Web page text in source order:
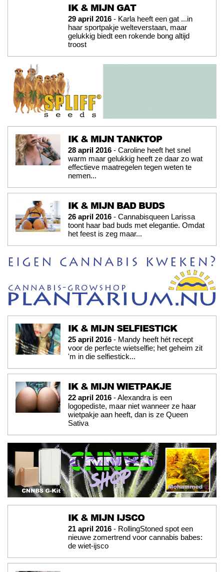
IK & MIJN GAT
29 april 2016 - Karla heeft een gat ...in
haar sportpakje welteverstaan, maar
gelukkig biedt een rokende bong altijd
troost
IK & MIJN TANKTOP
28 april 2016 - Caroline heeft het snel
warm maar gelukkig heeft ze daar zo wat
effectieve maatregelen tegen weten te
nemen...
IK & MIJN BAD BUDS
26 april 2016 - Cannabisqueen Larissa
toont haar bad buds met elegantie. Omdat
het feest is zeg maar...
IK & MIJN SELFIESTICK
25 april 2016 - Mandy heeft hét recept
voor de perfecte wietselfie; het geheim zit
'm in die selfiestick...
IK & MIJN WIETPAKJE
22 april 2016 - Alexandra is een
logopediste, maar niet wanneer ze haar
wietpakje aan heeft, dan is ze Queen
Sativa
IK & MIJN IJSCO
21 april 2016 - RollingStoned spot een
nieuwe zomertrend voor cannabis babes:
de wiet-ijsco